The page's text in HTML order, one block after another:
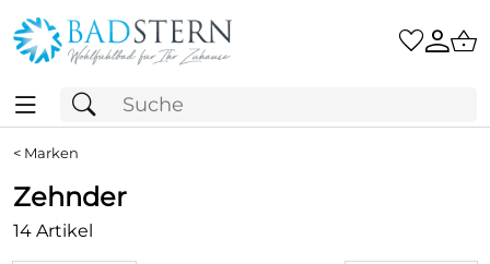
< Marken
Zehnder
14 Artikel